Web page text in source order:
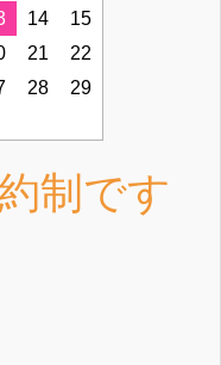
14
15
21
22
28
29
制です